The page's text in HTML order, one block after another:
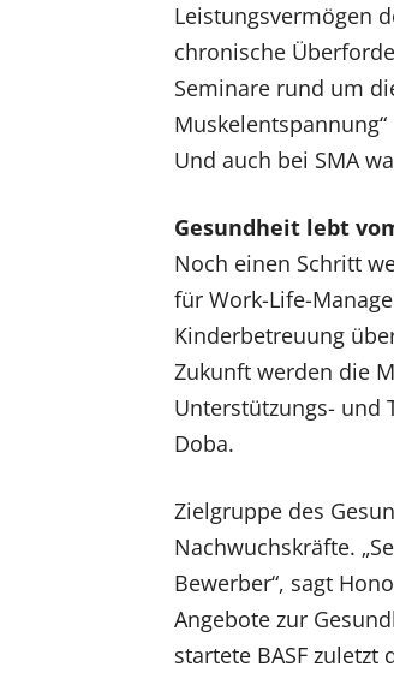
Leistungsvermögen
chronische
Seminare rund um
Und auch bei SMA
Gesundheit lebt
Noch einen Schritt
für Work-Life-
Kinderbetreuung
Zukunft werden die
Unterstützungs- und
Doba.
Zielgruppe des
Nachwuchskräfte.
Bewerber“, sagt
Angebote zur
startete BASF